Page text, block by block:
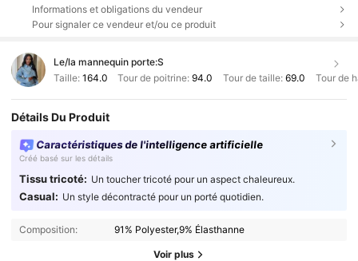
Informations et obligations du vendeur
Pour signaler ce vendeur et/ou ce produit
Le/la mannequin porte:S
Taille: 164.0 Tour de poitrine:94.0 Tour de taille: 69.0 Tour de
Détails Du Produit
Caractéristiques de l'intelligence artificielle
Créé basé sur les détails
Tissu tricoté: Un toucher tricoté pour un aspect chaleureux.
Casual: Un style décontracté pour un porté quotidien.
Composition: 91% Polyester,9% Élasthanne
Voir plus